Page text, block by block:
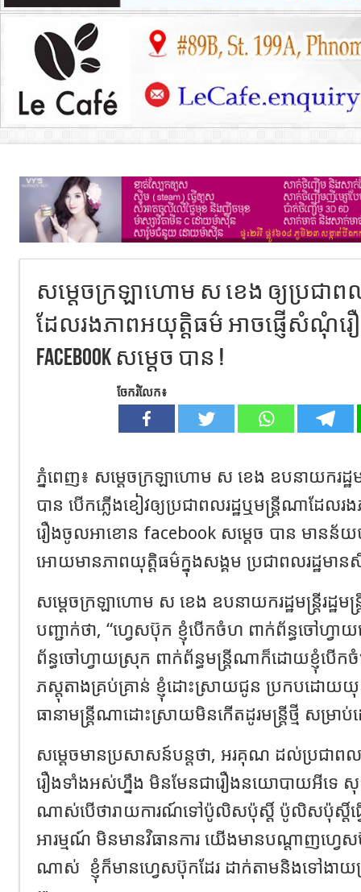
សម្តេចក្រឡាហោម ស ខេង ឲ្យប្រជាព
ដែលរងភាពអយុត្តិធម៌ អាចផ្ញើសំណុំ
facebook សម្តេច បាន !
ចែករំលែក៖
ភ្នំពេញ៖ សម្តេចក្រឡាហោម ស ខេង ឧបនាយករដ្ឋមន្
បាន បើកភ្លើងខៀវឲ្យប្រជាពលរដ្ឋឬមន្រ្តីណាដែ
រឿងចូលអាខោន facebook សម្តេច បាន មានន័យថ
អោយមានភាពយុត្តិធម៌ក្នុងសង្គម ប្រជាពលរដ្ឋមានសិ
សម្តេចក្រឡាហោម ស ខេង ឧបនាយករដ្ឋមន្ត្រីរដ្ឋមន្
បញ្ជាក់ថា, “ហ្វេសប៊ុក ខ្ញុំបើកចំហ ពាក់ព័ន្ធចៅហ្វាយ
ព័ន្ធចៅហ្វាយស្រុក ពាក់ព័ន្ធមន្រ្តីណាក៏ដោយខ្ញុំបើ
ភស្តុតាងគ្រប់គ្រាន់ ខ្ញុំដោះស្រាយជូន ប្រកបដោយយុ
ធានាមន្រ្តីណាដោះស្រាយមិនកើតដូរមន្ត្រីថ្មី សម្រា
សម្តេចមានប្រសាសន៍បន្តថា, អរគុណ ដល់ប្រជាពល
រឿងទាំងអស់ហ្នឹង មិនមែនជារឿងនយោបាយអីទេ សុ
ណាស់បើថារាយការណ៍ទៅប៉ូលិសប៉ុស្តិ៍ ប៉ូលិសប៉ុស្តិ៍ធ្វ
អារម្មណ៍ មិនមានវិធានការ យើងមានបណ្តាញហ្វេ
ណាស់ ខ្ញុំក៏មានហ្វេសប៊ុកដែរ ដាក់តាមនិងទៅង